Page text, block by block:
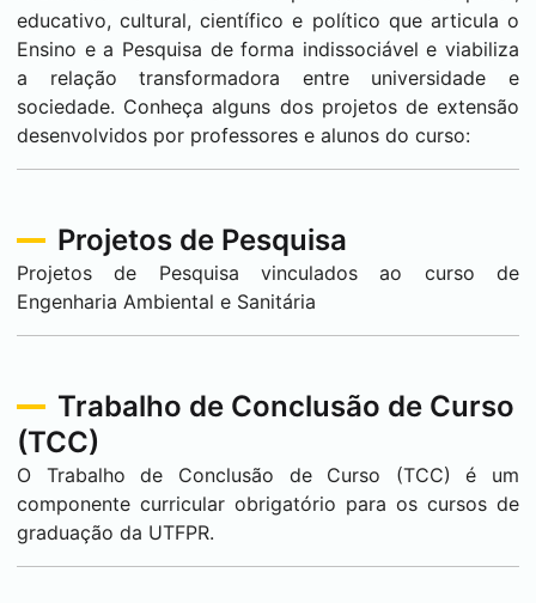
educativo, cultural, científico e político que articula o
Ensino e a Pesquisa de forma indissociável e viabiliza
a relação transformadora entre universidade e
sociedade. Conheça alguns dos projetos de extensão
desenvolvidos por professores e alunos do curso:
Projetos de Pesquisa
Projetos de Pesquisa vinculados ao curso de
Engenharia Ambiental e Sanitária
Trabalho de Conclusão de Curso
(TCC)
O Trabalho de Conclusão de Curso (TCC) é um
componente curricular obrigatório para os cursos de
graduação da UTFPR.